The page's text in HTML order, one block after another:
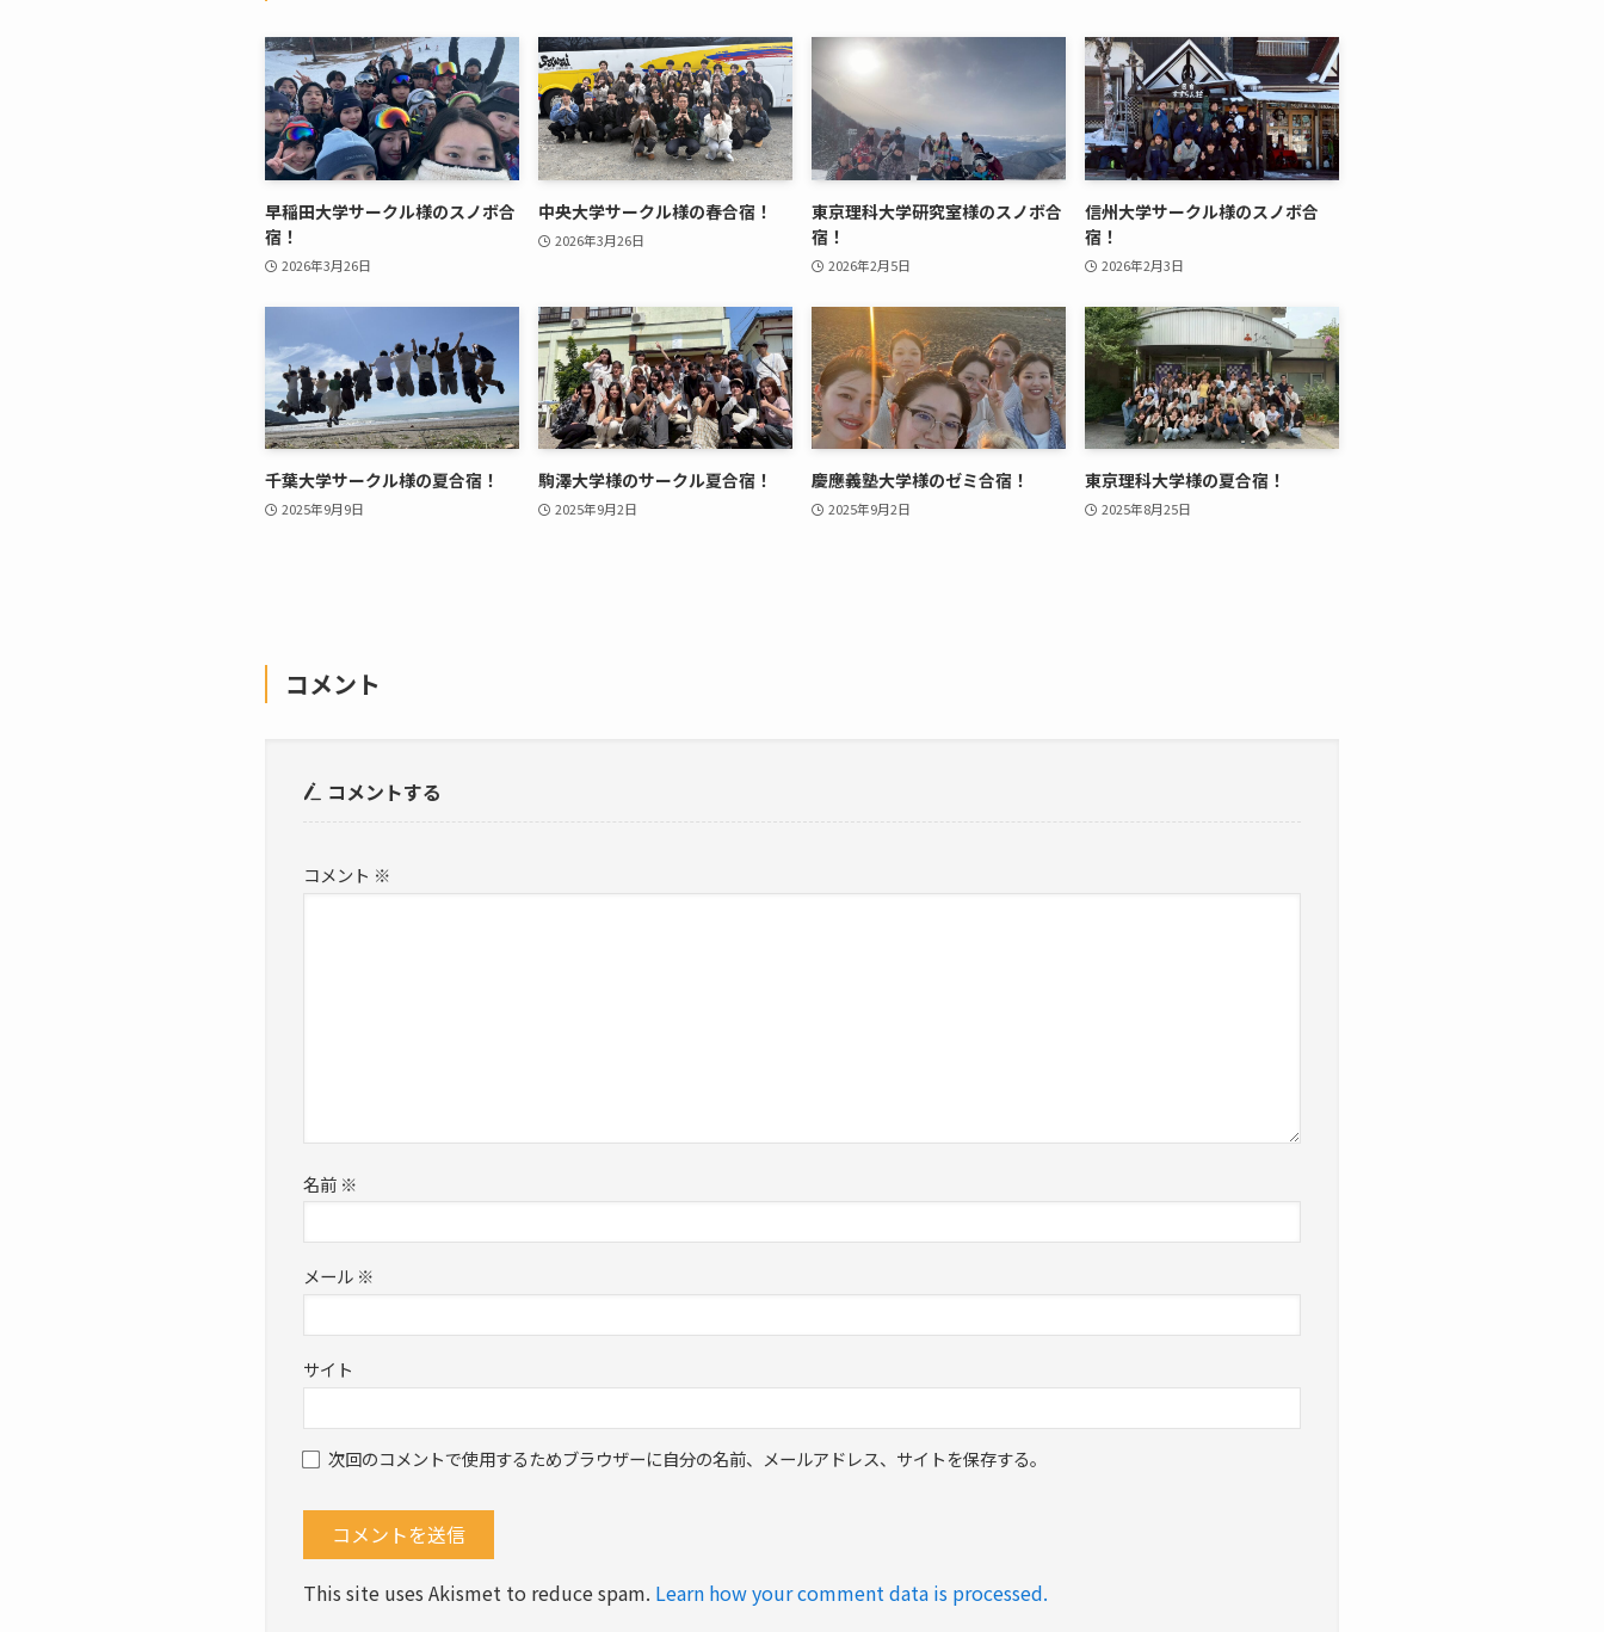
早稲田大学サークル様のスノボ合
宿！
2026年3月26日
中央大学サークル様の春合宿！
2026年3月26日
東京理科大学研究室様のスノボ合
宿！
2026年2月5日
信州大学サークル様のスノボ合
宿！
2026年2月3日
千葉大学サークル様の夏合宿！
2025年9月9日
駒澤大学様のサークル夏合宿！
2025年9月2日
慶應義塾大学様のゼミ合宿！
2025年9月2日
東京理科大学様の夏合宿！
2025年8月25日
コメント
コメントする
コメント ※
名前 ※
メール ※
サイト
次回のコメントで使用するためブラウザーに自分の名前、メールアドレス、サイトを保存する。
This site uses Akismet to reduce spam. Learn how your comment data is processed.